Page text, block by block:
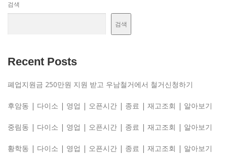
검색
검색
Recent Posts
폐업지원금 250만원 지원 받고 우남철거에서 철거신청하기
후암동 | 다이소 | 영업 | 오픈시간 | 종료 | 재고조회 | 알아보기
중림동 | 다이소 | 영업 | 오픈시간 | 종료 | 재고조회 | 알아보기
황학동 | 다이소 | 영업 | 오픈시간 | 종료 | 재고조회 | 알아보기